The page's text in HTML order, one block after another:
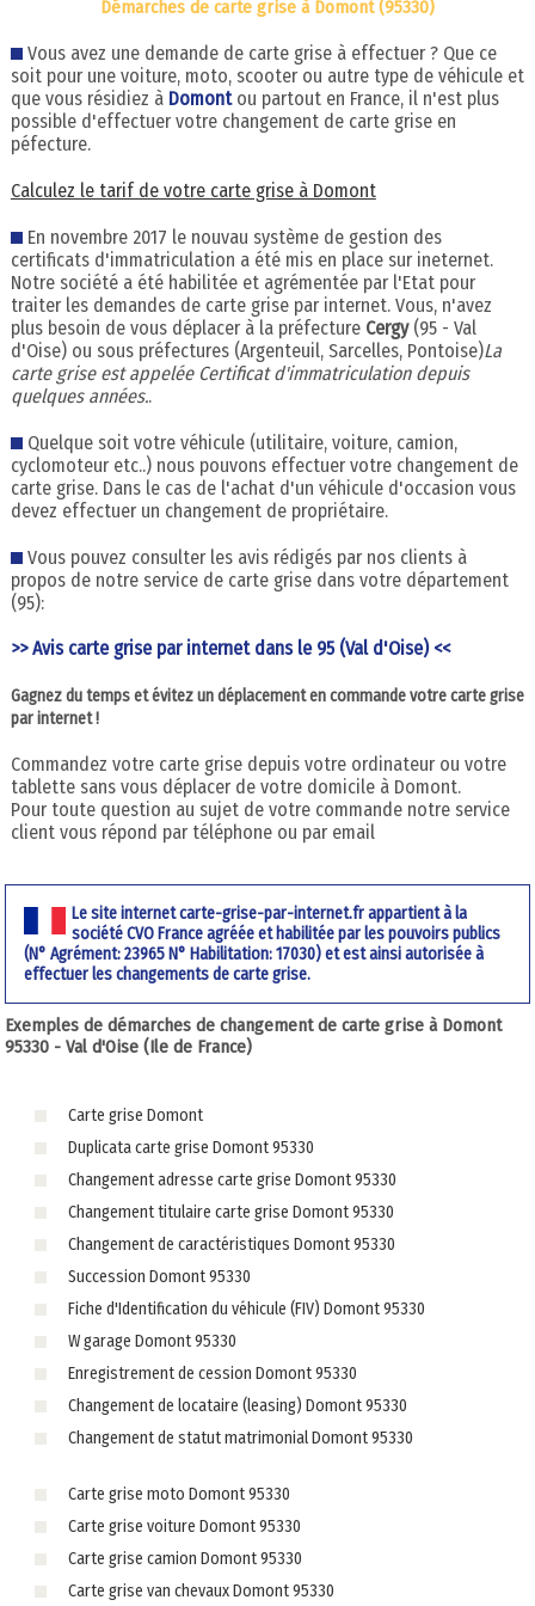
Démarches de carte grise à Domont (95330)
Vous avez une demande de carte grise à effectuer ? Que ce
soit pour une voiture, moto, scooter ou autre type de véhicule et
que vous résidiez à Domont ou partout en France, il n'est plus
possible d'effectuer votre changement de carte grise en
péfecture.
Calculez le tarif de votre carte grise à Domont
En novembre 2017 le nouvau système de gestion des
certificats d'immatriculation a été mis en place sur ineternet.
Notre société a été habilitée et agrémentée par l'Etat pour
traiter les demandes de carte grise par internet. Vous, n'avez
plus besoin de vous déplacer à la préfecture Cergy(95 - Val
d'Oise) ou sous préfectures (Argenteuil, Sarcelles, Pontoise)La
carte grise est appelée Certificat d'immatriculation depuis
quelques années..
Quelque soit votre véhicule (utilitaire, voiture, camion,
cyclomoteur etc..) nous pouvons effectuer votre changement de
carte grise. Dans le cas de l'achat d'un véhicule d'occasion vous
devez effectuer un changement de propriétaire.
Vous pouvez consulter les avis rédigés par nos clients à
propos de notre service de carte grise dans votre département
(95):
>> Avis carte grise par internet dans le 95 (Val d'Oise) <<
Gagnez du temps et évitez un déplacement en commande votre carte grise
par internet !
Commandez votre carte grise depuis votre ordinateur ou votre
tablette sans vous déplacer de votre domicile à Domont.
Pour toute question au sujet de votre commande notre service
client vous répond par téléphone ou par email
Le site internet carte-grise-par-internet.fr appartient à la
société CVO France agréée et habilitée par les pouvoirs publics
(N° Agrément: 23965 N° Habilitation: 17030) et est ainsi autorisée à
effectuer les changements de carte grise.
Exemples de démarches de changement de carte grise à Domont
95330 - Val d'Oise (Ile de France)
Carte grise Domont
Duplicata carte grise Domont 95330
Changement adresse carte grise Domont 95330
Changement titulaire carte grise Domont 95330
Changement de caractéristiques Domont 95330
Succession Domont 95330
Fiche d'Identification du véhicule (FIV) Domont 95330
W garage Domont 95330
Enregistrement de cession Domont 95330
Changement de locataire (leasing) Domont 95330
Changement de statut matrimonial Domont 95330
Carte grise moto Domont 95330
Carte grise voiture Domont 95330
Carte grise camion Domont 95330
Carte grise van chevaux Domont 95330